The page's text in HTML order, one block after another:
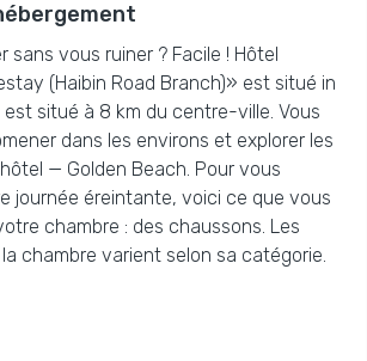
sans vous ruiner ? Facile ! Hôtel
(Haibin Road Branch)» est situé in
est situé à 8 km du centre-ville. Vous
dans les environs et explorer les
— Golden Beach. Pour vous
journée éreintante, voici ce que vous
chambre : des chaussons. Les
chambre varient selon sa catégorie.